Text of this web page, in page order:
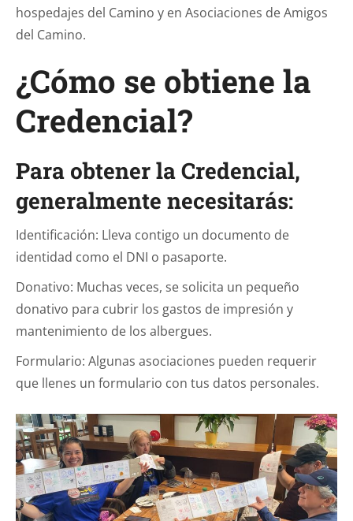
hospedajes del Camino y en Asociaciones de Amigos
del Camino.
¿Cómo se obtiene la
Credencial?
Para obtener la Credencial,
generalmente necesitarás:
Identificación: Lleva contigo un documento de
identidad como el DNI o pasaporte.
Donativo: Muchas veces, se solicita un pequeño
donativo para cubrir los gastos de impresión y
mantenimiento de los albergues.
Formulario: Algunas asociaciones pueden requerir
que llenes un formulario con tus datos personales.